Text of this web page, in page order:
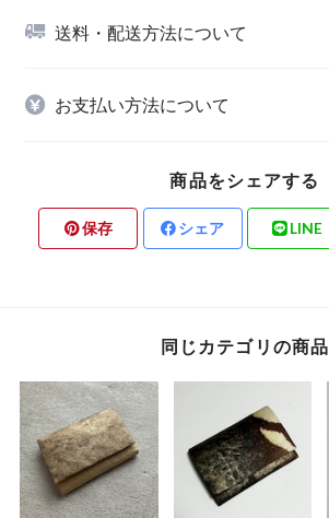
送料・配送方法について
お支払い方法について
商品をシェアする
保存 シェア LINE
同じカテゴリの商品